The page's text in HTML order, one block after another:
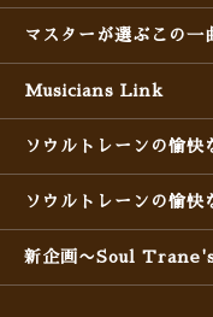
マスターが選ぶこの一
Musicians Link
ソウルトレーンの愉快
ソウルトレーンの愉快
新企画〜Soul